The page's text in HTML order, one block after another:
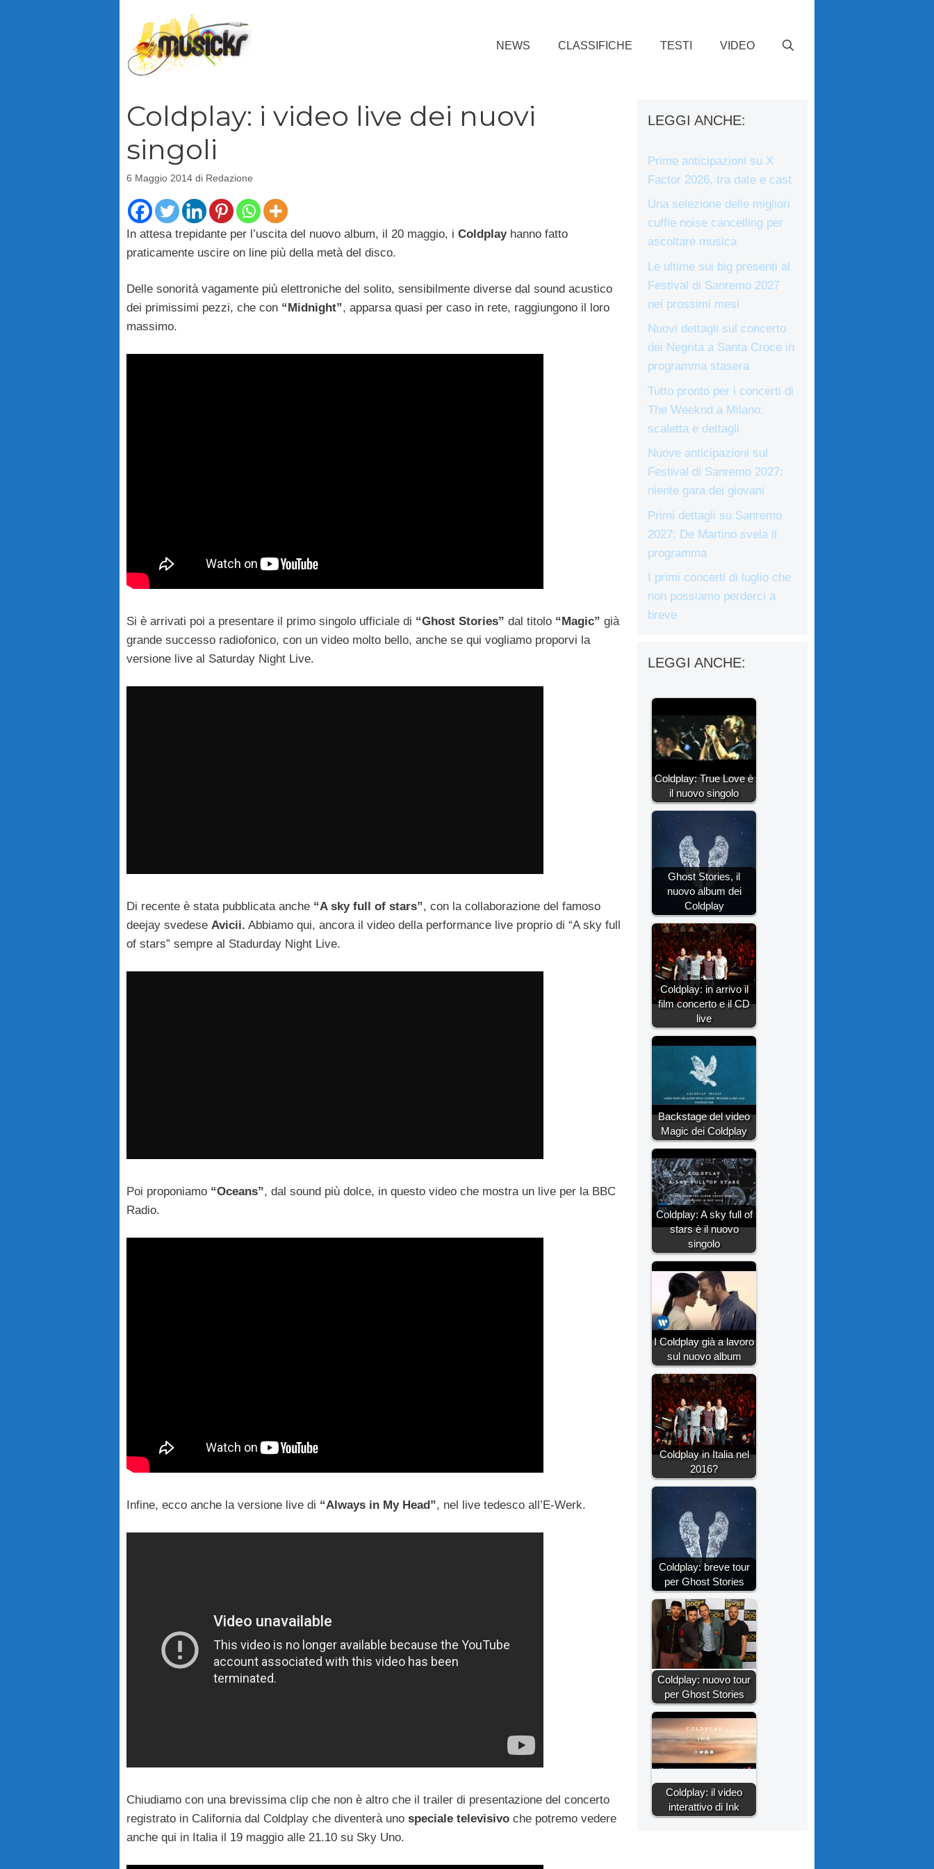
NEWS CLASSIFICHE TESTI VIDEO
Coldplay: i video live dei nuovi
singoli
6 Maggio 2014 di Redazione
In attesa trepidante per l’uscita del nuovo album, il 20 maggio, i Coldplayhanno fatto
praticamente uscire on line più della metà del disco.
Delle sonorità vagamente più elettroniche del solito, sensibilmente diverse dal sound acustico
dei primissimi pezzi, che con “Midnight”, apparsa quasi per caso in rete, raggiungono il loro
massimo.
Si è arrivati poi a presentare il primo singolo ufficiale di “Ghost Stories” dal titolo “Magic” già
grande successo radiofonico, con un video molto bello, anche se qui vogliamo proporvi la
versione live al Saturday Night Live.
Di recente è stata pubblicata anche “A sky full of stars”, con la collaborazione del famoso
deejay svedese Avicii. Abbiamo qui, ancora il video della performance live proprio di “A sky full
of stars” sempre al Stadurday Night Live.
Poi proponiamo “Oceans”, dal sound più dolce, in questo video che mostra un live per la BBC
Radio.
Infine, ecco anche la versione live di “Always in My Head”, nel live tedesco all’E-Werk.
Chiudiamo con una brevissima clip che non è altro che il trailer di presentazione del concerto
registrato in California dal Coldplay che diventerà uno speciale televisivo che potremo vedere
anche qui in Italia il 19 maggio alle 21.10 su Sky Uno.
LEGGI ANCHE:
Prime anticipazioni su X
Factor 2026, tra date e cast
Una selezione delle migliori
cuffie noise cancelling per
ascoltare musica
Le ultime sui big presenti al
Festival di Sanremo 2027
nei prossimi mesi
Nuovi dettagli sul concerto
dei Negrita a Santa Croce in
programma stasera
Tutto pronto per i concerti di
The Weeknd a Milano:
scaletta e dettagli
Nuove anticipazioni sul
Festival di Sanremo 2027:
niente gara dei giovani
Primi dettagli su Sanremo
2027: De Martino svela il
programma
I primi concerti di luglio che
non possiamo perderci a
breve
LEGGI ANCHE:
Coldplay: True Love è
il nuovo singolo
Ghost Stories, il
nuovo album dei
Coldplay
Coldplay: in arrivo il
film concerto e il CD
live
Backstage del video
Magic dei Coldplay
Coldplay: A sky full of
stars è il nuovo
singolo
I Coldplay già a lavoro
sul nuovo album
Coldplay in Italia nel
2016?
Coldplay: breve tour
per Ghost Stories
Coldplay: nuovo tour
per Ghost Stories
Coldplay: il video
interattivo di Ink